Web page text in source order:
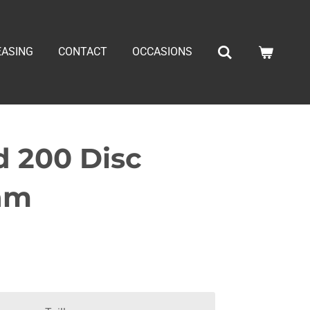
CONTACT OCCASIONS
200 Disc